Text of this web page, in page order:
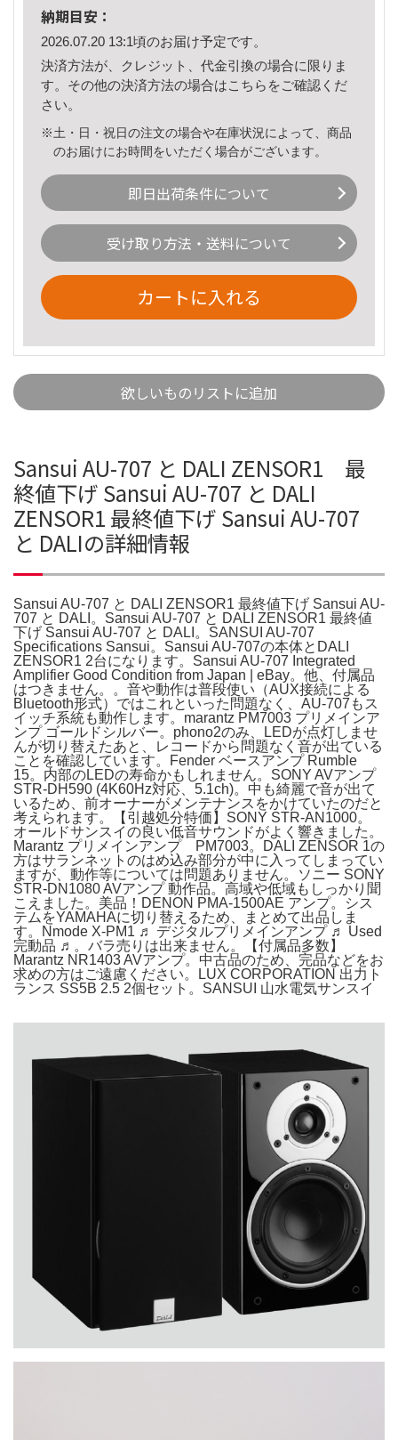
納期目安：
2026.07.20 13:1頃のお届け予定です。
決済方法が、クレジット、代金引換の場合に限りま
す。その他の決済方法の場合はこちら をご確認くだ
さい。
※土・日・祝日の注文の場合や在庫状況によって、商品
のお届けにお時間をいただく場合がございます。
即日出荷条件について
受け取り方法・送料について
カートに入れる
欲しいものリストに追加
Sansui AU-707 と DALI ZENSOR1 最
終値下げ Sansui AU-707 と DALI
ZENSOR1 最終値下げ Sansui AU-707
と DALIの詳細情報
Sansui AU-707 と DALI ZENSOR1 最終値下げ Sansui AU-
707 と DALI。Sansui AU-707 と DALI ZENSOR1 最終値
下げ Sansui AU-707 と DALI。SANSUI AU-707
Specifications Sansui。Sansui AU-707の本体とDALI
ZENSOR1 2台になります。Sansui AU-707 Integrated
Amplifier Good Condition from Japan | eBay。他、付属品
はつきません。。音や動作は普段使い（AUX接続による
Bluetooth形式）ではこれといった問題なく、AU-707もス
イッチ系統も動作します。marantz PM7003 プリメインア
ンプ ゴールドシルバー。phono2のみ、LEDが点灯しませ
んが切り替えたあと、レコードから問題なく音が出ている
ことを確認しています。Fender ベースアンプ Rumble
15。内部のLEDの寿命かもしれません。SONY AVアンプ
STR-DH590 (4K60Hz対応、5.1ch)。中も綺麗で音が出て
いるため、前オーナーがメンテナンスをかけていたのだと
考えられます。【引越処分特価】SONY STR-AN1000。
オールドサンスイの良い低音サウンドがよく響きました。
Marantz プリメインアンプ PM7003。DALI ZENSOR 1の
方はサランネットのはめ込み部分が中に入ってしまってい
ますが、動作等については問題ありません。ソニー SONY
STR-DN1080 AVアンプ 動作品。高域や低域もしっかり聞
こえました。美品！DENON PMA-1500AE アンプ。シス
テムをYAMAHAに切り替えるため、まとめて出品しま
す。Nmode X-PM1 ♬ デジタルプリメインアンプ ♬ Used
完動品 ♬。バラ売りは出来ません。【付属品多数】
Marantz NR1403 AVアンプ。中古品のため、完品などをお
求めの方はご遠慮ください。LUX CORPORATION 出力ト
ランス SS5B 2.5 2個セット。SANSUI 山水電気サンスイ